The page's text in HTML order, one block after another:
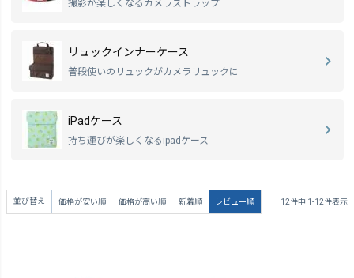
撮影が楽しくなるカメラストラップ
リュックインナーケース
普段使いのリュックがカメラリュックに
iPadケース
持ち運びが楽しくなるipadケース
並び替え 価格が安い順 価格が高い順 新着順 レビュー順 12件中 1 -12件表示